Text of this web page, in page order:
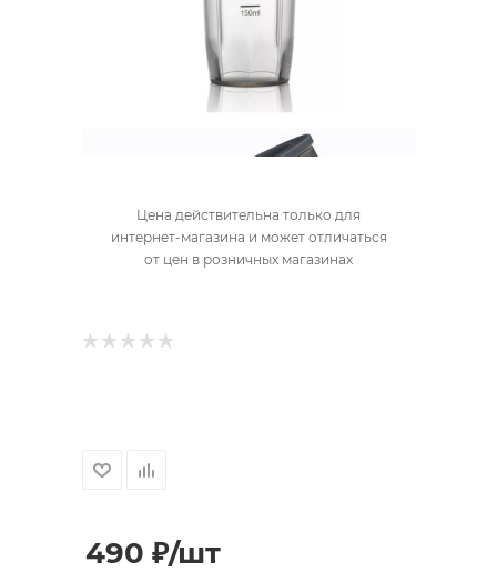
Цена действительна только для
интернет-магазина и может отличаться
от цен в розничных магазинах
490 ₽/шт